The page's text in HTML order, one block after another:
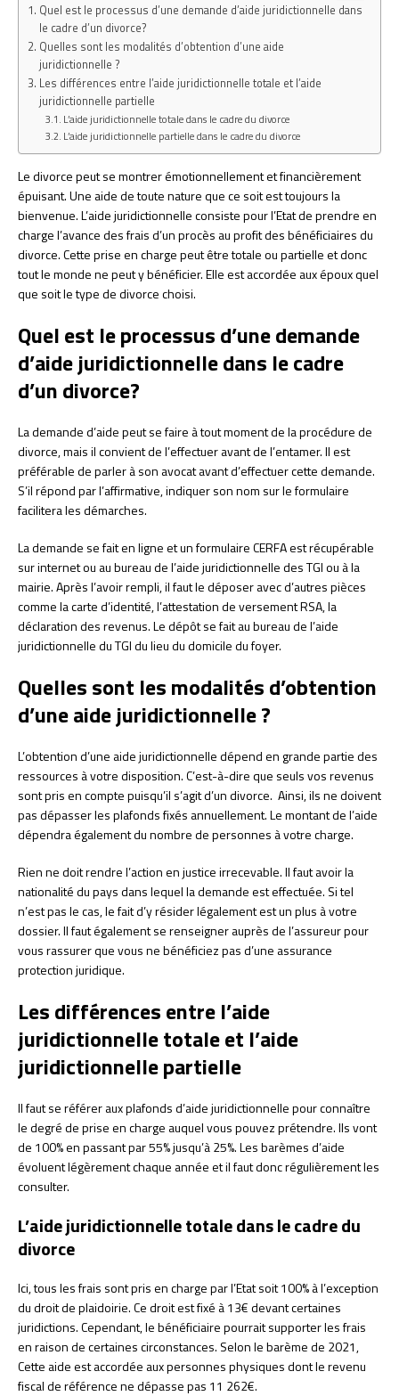
Quel est le processus d’une demande d’aide juridictionnelle dans
le cadre d’un divorce?
Quelles sont les modalités d’obtention d’une aide
juridictionnelle ?
Les différences entre l’aide juridictionnelle totale et l’aide
juridictionnelle partielle
L’aide juridictionnelle totale dans le cadre du divorce
L’aide juridictionnelle partielle dans le cadre du divorce
Le divorce peut se montrer émotionnellement et financièrement
épuisant. Une aide de toute nature que ce soit est toujours la
bienvenue. L’aide juridictionnelle consiste pour l’Etat de prendre en
charge l’avance des frais d’un procès au profit des bénéficiaires du
divorce. Cette prise en charge peut être totale ou partielle et donc
tout le monde ne peut y bénéficier. Elle est accordée aux époux quel
que soit le type de divorce choisi.
Quel est le processus d’une demande
d’aide juridictionnelle dans le cadre
d’un divorce?
La demande d’aide peut se faire à tout moment de la procédure de
divorce, mais il convient de l’effectuer avant de l’entamer. Il est
préférable de parler à son avocat avant d’effectuer cette demande.
S’il répond par l’affirmative, indiquer son nom sur le formulaire
facilitera les démarches.
La demande se fait en ligne et un formulaire CERFA est récupérable
sur internet ou au bureau de l’aide juridictionnelle des TGI ou à la
mairie. Après l’avoir rempli, il faut le déposer avec d’autres pièces
comme la carte d’identité, l’attestation de versement RSA, la
déclaration des revenus. Le dépôt se fait au bureau de l’aide
juridictionnelle du TGI du lieu du domicile du foyer.
Quelles sont les modalités d’obtention
d’une aide juridictionnelle ?
L’obtention d’une aide juridictionnelle dépend en grande partie des
ressources à votre disposition. C’est-à-dire que seuls vos revenus
sont pris en compte puisqu’il s’agit d’un divorce. Ainsi, ils ne doivent
pas dépasser les plafonds fixés annuellement. Le montant de l’aide
dépendra également du nombre de personnes à votre charge.
Rien ne doit rendre l’action en justice irrecevable. Il faut avoir la
nationalité du pays dans lequel la demande est effectuée. Si tel
n’est pas le cas, le fait d’y résider légalement est un plus à votre
dossier. Il faut également se renseigner auprès de l’assureur pour
vous rassurer que vous ne bénéficiez pas d’une assurance
protection juridique.
Les différences entre l’aide
juridictionnelle totale et l’aide
juridictionnelle partielle
Il faut se référer aux plafonds d’aide juridictionnelle pour connaître
le degré de prise en charge auquel vous pouvez prétendre. Ils vont
de 100% en passant par 55% jusqu’à 25%. Les barèmes d’aide
évoluent légèrement chaque année et il faut donc régulièrement les
consulter.
L’aide juridictionnelle totale dans le cadre du
divorce
Ici, tous les frais sont pris en charge par l’Etat soit 100% à l’exception
du droit de plaidoirie. Ce droit est fixé à 13€ devant certaines
juridictions. Cependant, le bénéficiaire pourrait supporter les frais
en raison de certaines circonstances. Selon le barème de 2021,
Cette aide est accordée aux personnes physiques dont le revenu
fiscal de référence ne dépasse pas 11 262€.